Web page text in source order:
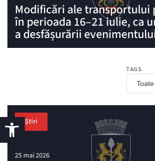
Modificări ale transportului
în perioada 16–21 iulie, ca
a desfășurării
Sports Arena Streetball
TAGS
Știri
25 mai 2026